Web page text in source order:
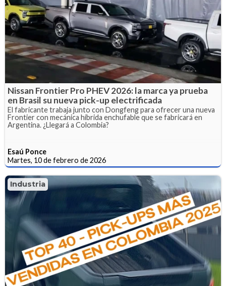
Nissan Frontier Pro PHEV 2026: la marca ya prueba
en Brasil su nueva pick-up electrificada
El fabricante trabaja junto con Dongfeng para ofrecer una nueva
Frontier con mecánica híbrida enchufable que se fabricará en
Argentina. ¿Llegará a Colombia?
Esaú Ponce
Martes, 10 de febrero de 2026
Industria